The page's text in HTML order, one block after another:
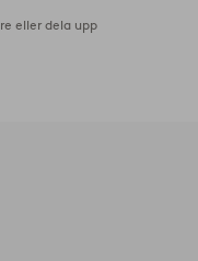
eller dela upp